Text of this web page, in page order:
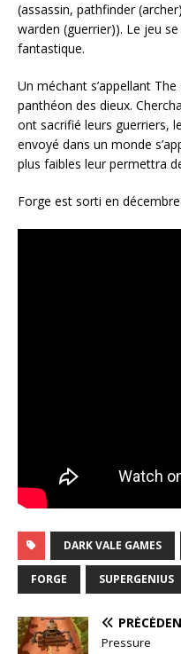
(assassin, pathfinder
warden (guerrier)). Le jeu
fantastique.
Un méchant s’appellant
panthéon des dieux.
ont sacrifié leurs guerriers,
envoyé dans un monde
plus faibles leur permettra
Forge est sorti en
DARK VALE GAMES
FORGE SUPERGENIUS
Pressure